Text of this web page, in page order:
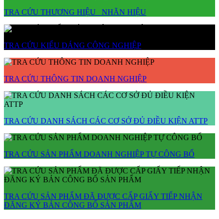
TRA CỨU THƯƠNG HIỆU_ NHÃN HIỆU
TRA CỨU KIỂU DÁNG CÔNG NGHIỆP
TRA CỨU THÔNG TIN DOANH NGHIỆP
TRA CỨU DANH SÁCH CÁC CƠ SỞ ĐỦ ĐIỀU KIỆN ATTP
TRA CỨU SẢN PHẨM DOANH NGHIỆP TỰ CÔNG BỐ
TRA CỨU SẢN PHẨM ĐÃ ĐƯỢC CẤP GIẤY TIẾP NHẬN
ĐĂNG KÝ BẢN CÔNG BỐ SẢN PHẨM